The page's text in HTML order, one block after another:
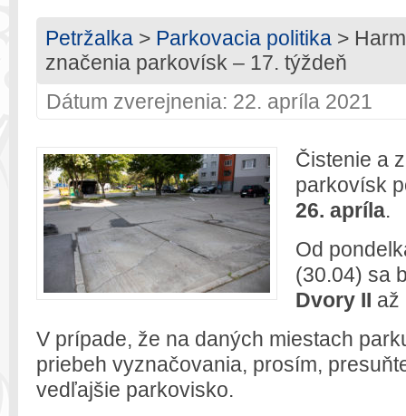
Petržalka > Parkovacia politika >
značenia parkovísk – 17. týždeň
Dátum zverejnenia: 22. apríla 2021
Čistenie a
parkovísk
26. apríla.
Od
(30.04) sa
Dvory II až
V prípade, že na daných miestach
priebeh vyznačovania, prosím,
vedľajšie parkovisko.